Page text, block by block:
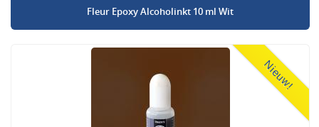
Fleur Epoxy Alcoholinkt 10 ml Wit
Nieuw!